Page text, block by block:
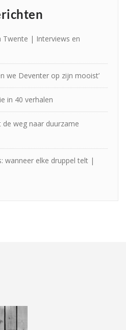
Twente | Interviews en
we Deventer op zijn mooist’
in 40 verhalen
de weg naar duurzame
wanneer elke druppel telt |